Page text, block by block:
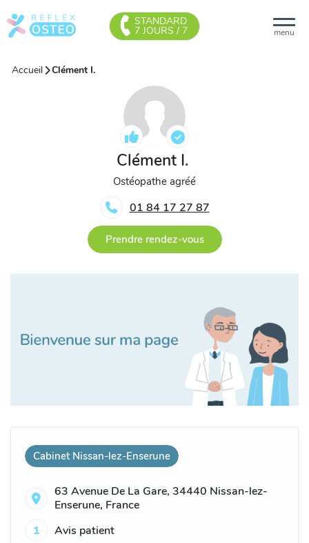
menu
STANDARD
7 JOURS / 7
Accueil Clément I.
Clément I.
Ostéopathe agréé
01 84 17 27 87
Prendre rendez-vous
Cabinet Nissan-lez-Enserune
63 Avenue De La Gare, 34440 Nissan-lez-
Enserune, France
1
Avis patient